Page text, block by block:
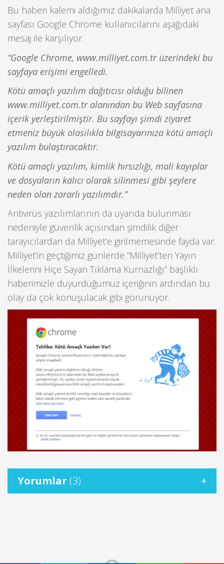
Bu haberi kalemi aldığımız dakikalarda Milliyet ana
sayfası Google Chrome kullanıcılarını aşağıdaki
mesaj ile karşılıyor.
“Google Chrome, www.milliyet.com.tr üzerindeki bu
sayfaya erişimi engelledi.
Kötü amaçlı yazılım dağıtıcısı olduğu bilinen
www.milliyet.com.tr alanından bu Web sayfasına
içerik yerleştirilmiştir. Bu sayfayı şimdi ziyaret
etmeniz büyük olasılıkla bilgisayarınıza kötü amaçlı
yazılım bulaştıracaktır.
Kötü amaçlı yazılım, kimlik hırsızlığı, mali kayıplar
ve dosyaların kalıcı olarak silinmesi gibi şeylere
neden olan zararlı yazılımdır.”
Antivirüs yazılımlarının da uyarıda bulunması
nedeniyle güvenlik açısından şimdilik diğer
tarayıcılardan da Milliyet’e girilmemesinde fayda var.
Milliyet’in geçtiğimiz günlerde “Milliyet’ten Yayın
İlkelerini Hiçe Sayan Tıklama Kurnazlığı” başlıklı
haberimizle duyurduğumuz içeriğinin ardından bu
olay da çok konuşulacak gibi görünüyor.
Yorumlar (3)